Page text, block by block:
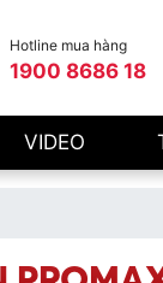
Hotline mua hàng
1900 8686 18
VIDEO